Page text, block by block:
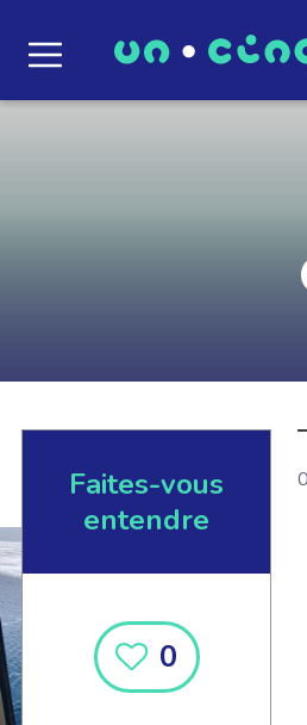
Le
Que des
EN SAVOIR +
Faites-vous
entendre
0